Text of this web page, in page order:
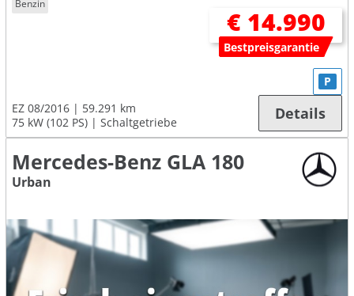
Benzin
€ 14.990
Bestpreisgarantie
EZ 08/2016
59.291 km
75 kW (102 PS)
Schaltgetriebe
P
Details
Mercedes-Benz GLA 180
Urban